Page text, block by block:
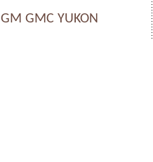
GM GMC YUKON